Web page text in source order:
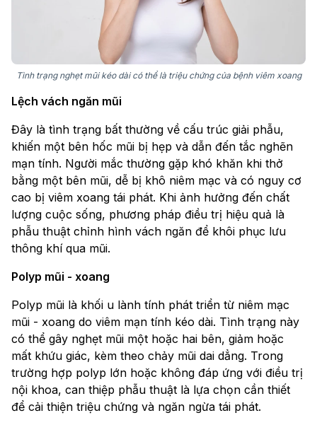
Tình trạng nghẹt mũi kéo dài có thể là triệu chứng của bệnh viêm xoang
Lệch vách ngăn mũi
Đây là tình trạng bất thường về cấu trúc giải phẫu,
khiến một bên hốc mũi bị hẹp và dẫn đến tắc nghẽn
mạn tính. Người mắc thường gặp khó khăn khi thở
bằng một bên mũi, dễ bị khô niêm mạc và có nguy cơ
cao bị viêm xoang tái phát. Khi ảnh hưởng đến chất
lượng cuộc sống, phương pháp điều trị hiệu quả là
phẫu thuật chỉnh hình vách ngăn để khôi phục lưu
thông khí qua mũi.
Polyp mũi - xoang
Polyp mũi là khối u lành tính phát triển từ niêm mạc
mũi - xoang do viêm mạn tính kéo dài. Tình trạng này
có thể gây nghẹt mũi một hoặc hai bên, giảm hoặc
mất khứu giác, kèm theo chảy mũi dai dẳng. Trong
trường hợp polyp lớn hoặc không đáp ứng với điều trị
nội khoa, can thiệp phẫu thuật là lựa chọn cần thiết
để cải thiện triệu chứng và ngăn ngừa tái phát.